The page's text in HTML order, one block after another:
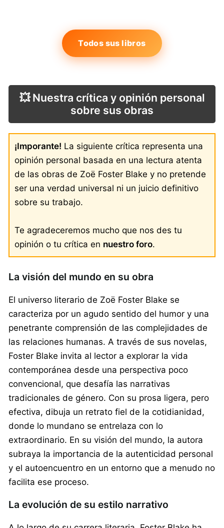
Todos sus libros
💥 Nuestra crítica y opinión personal
sobre sus obras
¡Imporante! La siguiente crítica representa una
opinión personal basada en una lectura atenta
de las obras de Zoë Foster Blake y no pretende
ser una verdad universal ni un juicio definitivo
sobre su trabajo.
Te agradeceremos mucho que nos des tu
opinión o tu crítica en nuestro foro.
La visión del mundo en su obra
El universo literario de Zoë Foster Blake se
caracteriza por un agudo sentido del humor y una
penetrante comprensión de las complejidades de
las relaciones humanas. A través de sus novelas,
Foster Blake invita al lector a explorar la vida
contemporánea desde una perspectiva poco
convencional, que desafía las narrativas
tradicionales de género. Con su prosa ligera, pero
efectiva, dibuja un retrato fiel de la cotidianidad,
donde lo mundano se entrelaza con lo
extraordinario. En su visión del mundo, la autora
subraya la importancia de la autenticidad personal
y el autoencuentro en un entorno que a menudo no
facilita ese proceso.
La evolución de su estilo narrativo